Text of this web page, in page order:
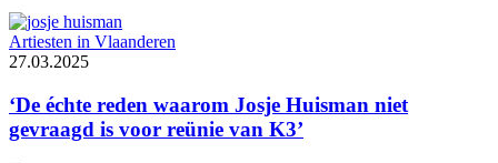
Artiesten in Vlaanderen
27.03.2025
‘De échte reden waarom Josje Huisman niet
gevraagd is voor reünie van K3’